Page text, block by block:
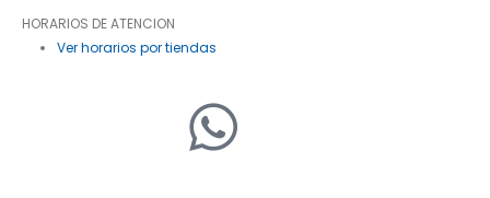
HORARIOS DE ATENCION
Ver horarios por tiendas